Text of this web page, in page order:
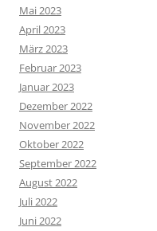
Mai 2023
April 2023
März 2023
Februar 2023
Januar 2023
Dezember 2022
November 2022
Oktober 2022
September 2022
August 2022
Juli 2022
Juni 2022